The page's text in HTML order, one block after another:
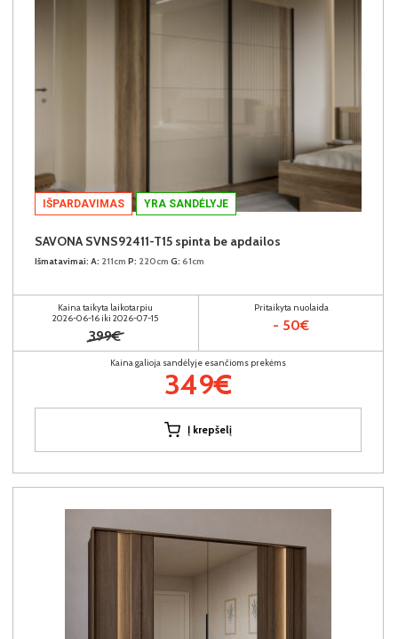
IŠPARDAVIMAS YRA SANDĖLYJE
SAVONA SVNS92411-T15 spinta be apdailos
Išmatavimai: A: 211cm P: 220cm G: 61cm
Kaina taikyta laikotarpiu
2026-06-16 iki 2026-07-15
399€
Pritaikyta nuolaida
- 50€
Kaina galioja sandėlyje esančioms prekėms
349€
Į krepšelį